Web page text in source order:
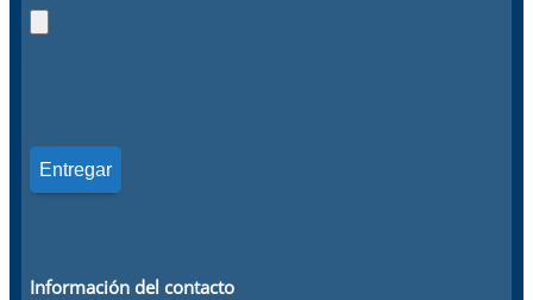
Información del contacto